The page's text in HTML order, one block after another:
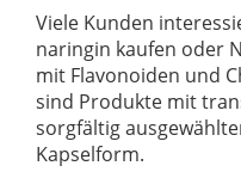
Viele Kunden
naringin kaufen oder
mit Flavonoiden und
sind Produkte mit
sorgfältig
Kapselform.